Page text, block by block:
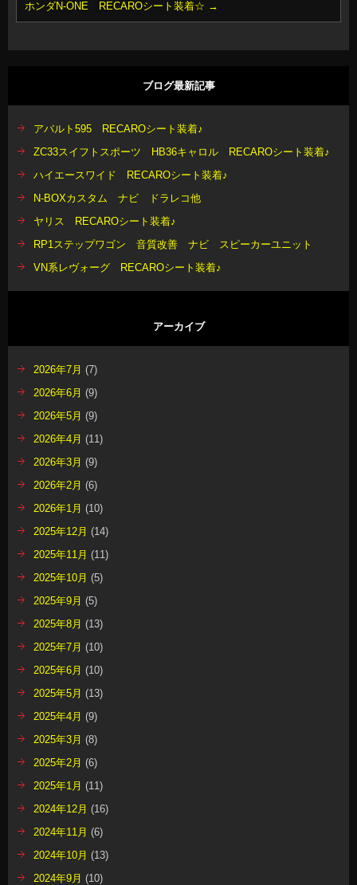
ホンダN-ONE RECAROシート装着☆ →
ブログ最新記事
アバルト595 RECAROシート装着♪
ZC33スイフトスポーツ HB36キャロル RECAROシート装着♪
ハイエースワイド RECAROシート装着♪
N-BOXカスタム ナビ ドラレコ他
ヤリス RECAROシート装着♪
RP1ステップワゴン 音質改善 ナビ スピーカーユニット
VN系レヴォーグ RECAROシート装着♪
アーカイブ
2026年7月 (7)
2026年6月 (9)
2026年5月 (9)
2026年4月 (11)
2026年3月 (9)
2026年2月 (6)
2026年1月 (10)
2025年12月 (14)
2025年11月 (11)
2025年10月 (5)
2025年9月 (5)
2025年8月 (13)
2025年7月 (10)
2025年6月 (10)
2025年5月 (13)
2025年4月 (9)
2025年3月 (8)
2025年2月 (6)
2025年1月 (11)
2024年12月 (16)
2024年11月 (6)
2024年10月 (13)
2024年9月 (10)